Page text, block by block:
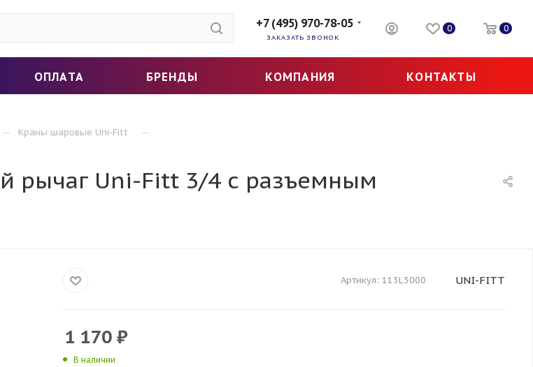
+7 (495) 970-78-05
ЗАКАЗАТЬ ЗВОНОК
0 0
ОПЛАТА БРЕНДЫ КОМПАНИЯ КОНТАКТЫ
— Краны шаровые Uni-Fitt —
рычаг Uni-Fitt 3/4 с разъемным
Артикул: 113L3000 UNI-FITT
1 170 ₽
В наличии